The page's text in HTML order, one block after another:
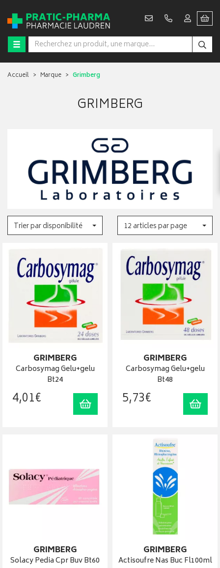
Accueil Marque Grimberg
GRIMBERG
Trier par disponibilité 12 articles par page
GRIMBERG
Carbosymag Gelu+gelu
Bt24
4,01€ Ajouter au panier
GRIMBERG
Carbosymag Gelu+gelu
Bt48
5,73€
GRIMBERG
Solacy Pedia Cpr Buv Bt60
GRIMBERG
Actisoufre Nas Buc Fl100ml